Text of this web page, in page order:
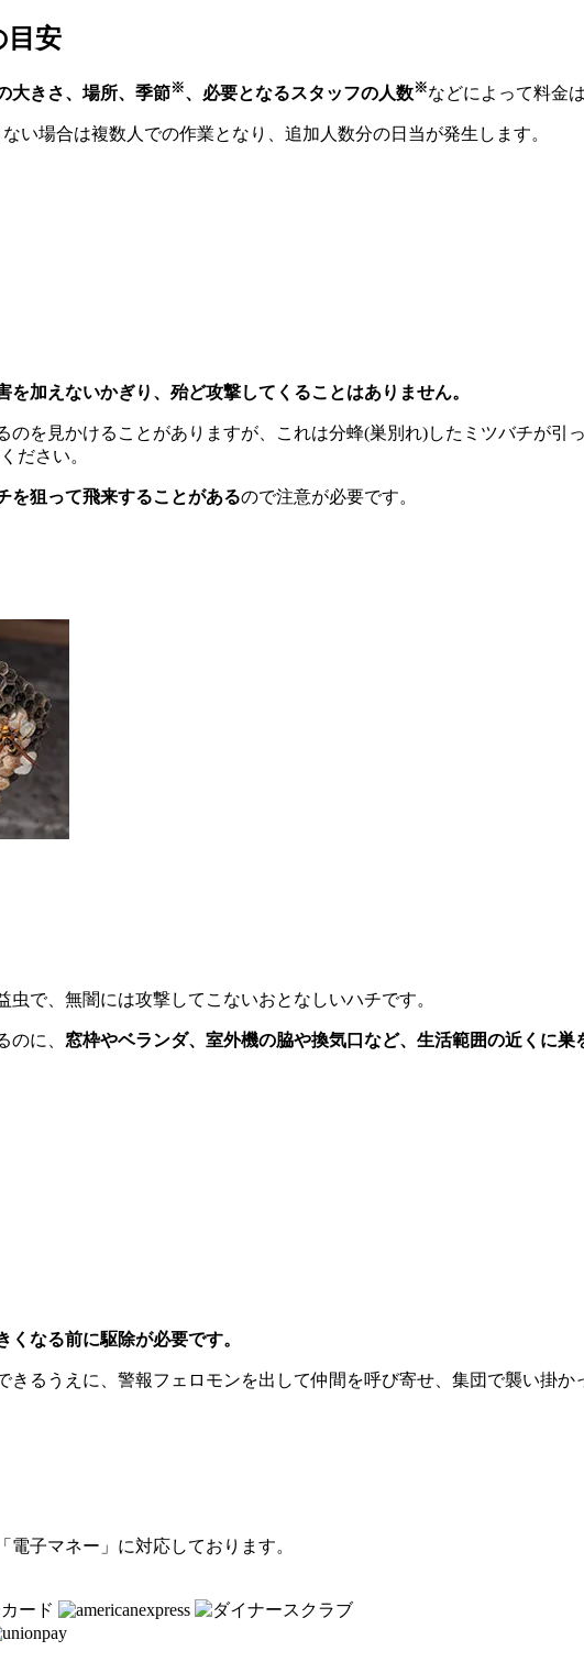
目安
大きさ、場所、季節※、必要となるスタッフの人数※などによって料金
い場合は複数人での作業となり、追加人数分の日当が発生します。
を加えないかぎり、殆ど攻撃してくることはありません。
のを見かけることがありますが、これは分蜂(巣別れ)したミツバチが引
ださい。
を狙って飛来することがあるので注意が必要です。
で、無闇には攻撃してこないおとなしいハチです。
のに、 窓枠やベランダ、室外機の脇や換気口など、 生活範囲の近くに巣
なる前に駆除が必要です。
きるうえに、警報フェロモンを出して仲間を呼び寄せ、集団で襲い掛
子マネー」に対応しております。